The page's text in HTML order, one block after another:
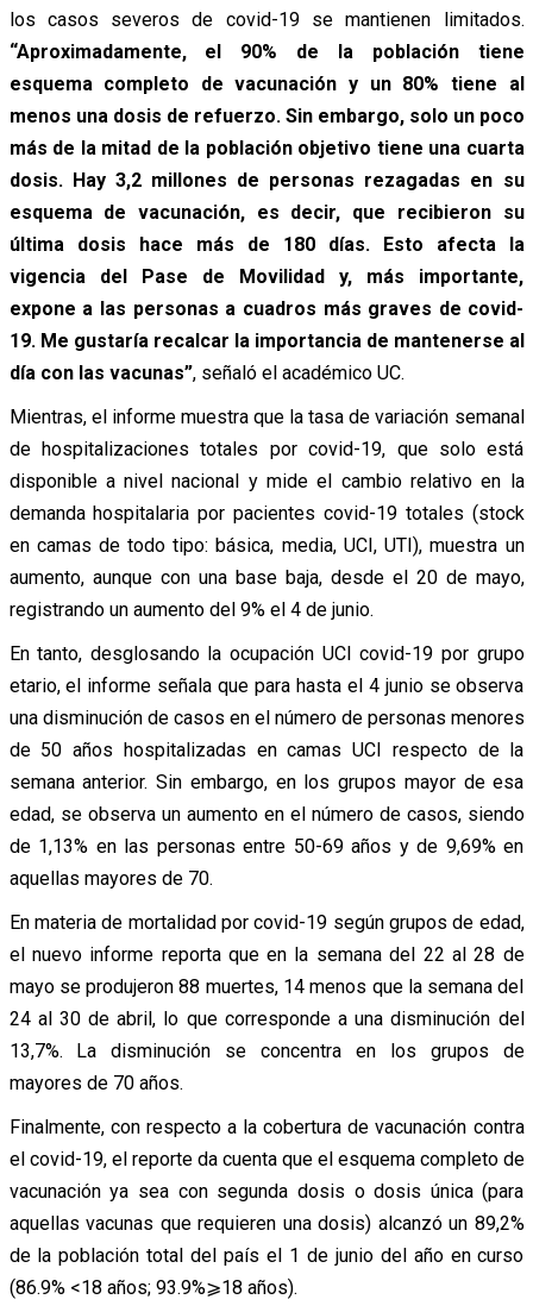
los casos severos de covid-19 se mantienen limitados.
“Aproximadamente, el 90% de la población tiene
esquema completo de vacunación y un 80% tiene al
menos una dosis de refuerzo. Sin embargo, solo un poco
más de la mitad de la población objetivo tiene una cuarta
dosis. Hay 3,2 millones de personas rezagadas en su
esquema de vacunación, es decir, que recibieron su
última dosis hace más de 180 días. Esto afecta la
vigencia del Pase de Movilidad y, más importante,
expone a las personas a cuadros más graves de covid-
19. Me gustaría recalcar la importancia de mantenerse al
día con las vacunas”, señaló el académico UC.
Mientras, el informe muestra que la tasa de variación semanal
de hospitalizaciones totales por covid-19, que solo está
disponible a nivel nacional y mide el cambio relativo en la
demanda hospitalaria por pacientes covid-19 totales (stock
en camas de todo tipo: básica, media, UCI, UTI), muestra un
aumento, aunque con una base baja, desde el 20 de mayo,
registrando un aumento del 9% el 4 de junio.
En tanto, desglosando la ocupación UCI covid-19 por grupo
etario, el informe señala que para hasta el 4 junio se observa
una disminución de casos en el número de personas menores
de 50 años hospitalizadas en camas UCI respecto de la
semana anterior. Sin embargo, en los grupos mayor de esa
edad, se observa un aumento en el número de casos, siendo
de 1,13% en las personas entre 50-69 años y de 9,69% en
aquellas mayores de 70.
En materia de mortalidad por covid-19 según grupos de edad,
el nuevo informe reporta que en la semana del 22 al 28 de
mayo se produjeron 88 muertes, 14 menos que la semana del
24 al 30 de abril, lo que corresponde a una disminución del
13,7%. La disminución se concentra en los grupos de
mayores de 70 años.
Finalmente, con respecto a la cobertura de vacunación contra
el covid-19, el reporte da cuenta que el esquema completo de
vacunación ya sea con segunda dosis o dosis única (para
aquellas vacunas que requieren una dosis) alcanzó un 89,2%
de la población total del país el 1 de junio del año en curso
(86.9% <18 años; 93.9%⩾18 años).